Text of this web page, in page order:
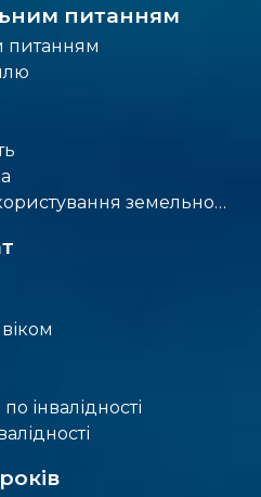
питанням
питанням
Визначення порядку користування земельною ділянкою
інвалідності